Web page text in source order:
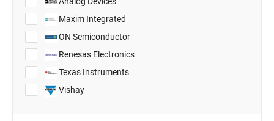
Maxim Integrated
ON Semiconductor
Renesas Electronics
Texas Instruments
Vishay